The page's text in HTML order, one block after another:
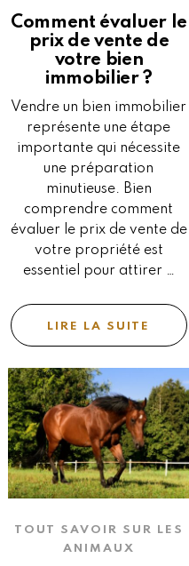
Comment évaluer le
prix de vente de
votre bien
immobilier ?
Vendre un bien immobilier
représente une étape
importante qui nécessite
une préparation
minutieuse. Bien
comprendre comment
évaluer le prix de vente de
votre propriété est
essentiel pour attirer …
LIRE LA SUITE
TOUT SAVOIR SUR LES
ANIMAUX